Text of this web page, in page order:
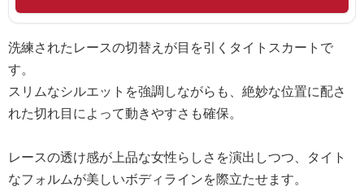
洗練されたレースの切替えが目を引くタイトスカートで
す。
スリムなシルエットを強調しながらも、絶妙な位置に配さ
れた切れ目によって動きやすさも確保。
レースの透け感が上品な女性らしさを演出しつつ、タイト
なフォルムが美しいボディラインを際立たせます。